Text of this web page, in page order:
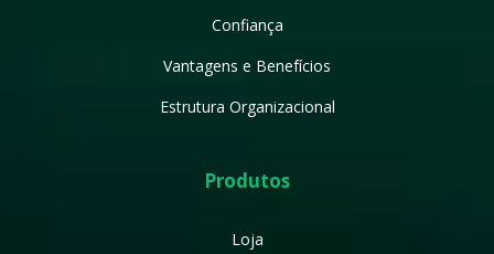
Confiança
Vantagens e Benefícios
Estrutura Organizacional
Produtos
Loja